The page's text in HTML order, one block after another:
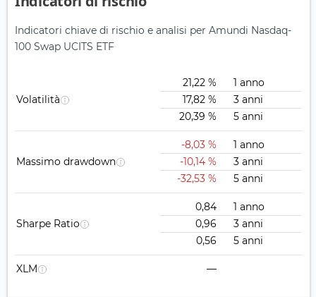
Indicatori chiave di rischio e analisi per Amundi Nasdaq-
100 Swap UCITS ETF
Volatilità
21,22 %
1 anno
17,82 %
3 anni
20,39 %
5 anni
Massimo drawdown
-8,03 %
1 anno
-10,14 %
3 anni
-32,53 %
5 anni
Sharpe Ratio
0,84
1 anno
0,96
3 anni
0,56
5 anni
XLM —